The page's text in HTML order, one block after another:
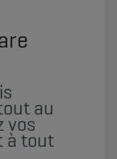
au
vos
à tout